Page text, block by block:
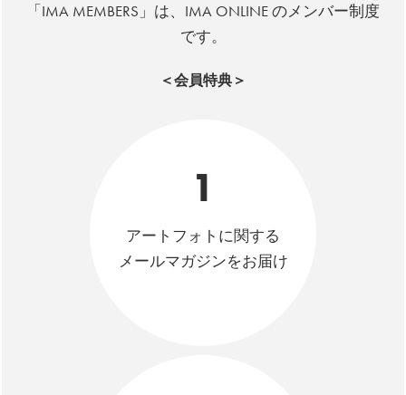
「IMA MEMBERS」は、IMA ONLINE のメンバー制度
です。
＜会員特典＞
1
アートフォトに関する
メールマガジンをお届け